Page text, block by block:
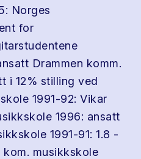
Norges
for
Drammen komm.
i 12% stilling ved
1991-92: Vikar
1996: ansatt
1991-91: 1.8 -
kom. musikkskole